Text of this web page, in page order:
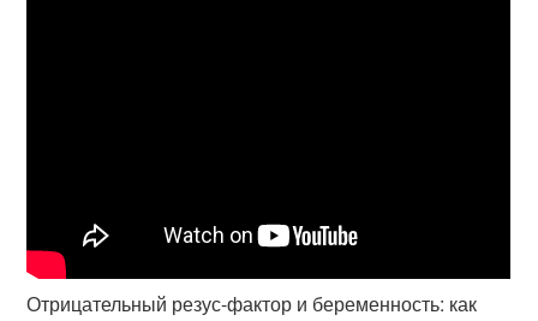
Отрицательный резус-фактор и беременность: как